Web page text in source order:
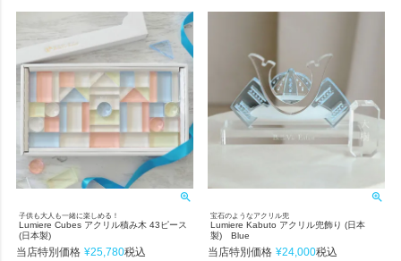
子供も大人も一緒に楽しめる！
Lumiere Cubes アクリル積み木 43ピース
(日本製)
当店特別価格 ¥25,780税込
宝石のようなアクリル兜
Lumiere Kabuto アクリル兜飾り (日本
製) Blue
当店特別価格 ¥24,000税込